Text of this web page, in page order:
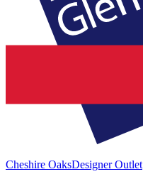
Cheshire OaksDesigner Outlet